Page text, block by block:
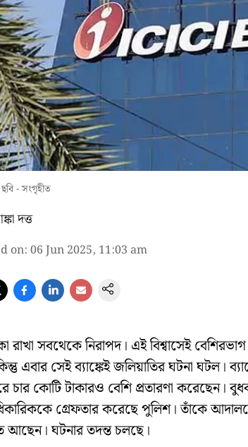
ছবি - সংগৃহীত
দত্ত
on: 06 Jun 2025, 11:03 am
রাখা সবথেকে নিরাপদ। এই বিশ্বাসেই
এবার সেই ব্যাঙ্কেই জলিয়াতির ঘটনা ঘটল।
চার কোটি টাকারও বেশি প্রতারণা করেছেন।
গ্রেফতার করেছে পুলিশ। তাঁকে
আছেন। ঘটনার তদন্ত চলছে।